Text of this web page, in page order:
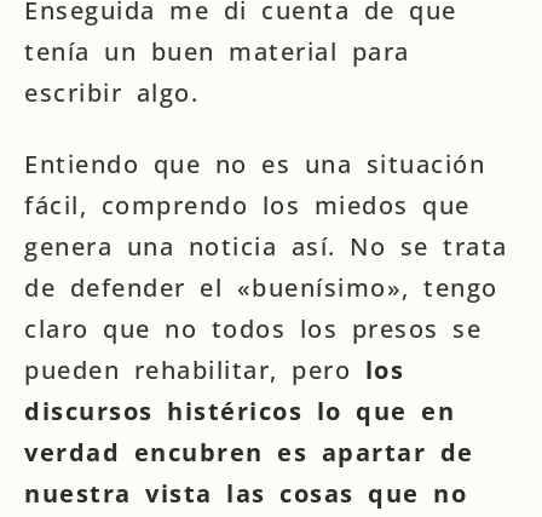
Enseguida me di cuenta de que
tenía un buen material para
escribir algo.
Entiendo que no es una situación
fácil, comprendo los miedos que
genera una noticia así. No se trata
de defender el «buenísimo», tengo
claro que no todos los presos se
pueden rehabilitar, pero los
discursos histéricos lo que en
verdad encubren es apartar de
nuestra vista las cosas que no